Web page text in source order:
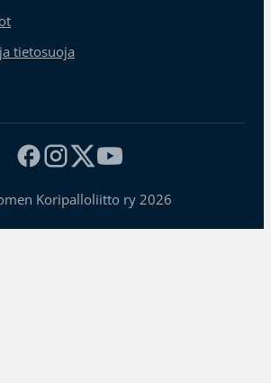
tietosuoja
Koripalloliitto ry 2026